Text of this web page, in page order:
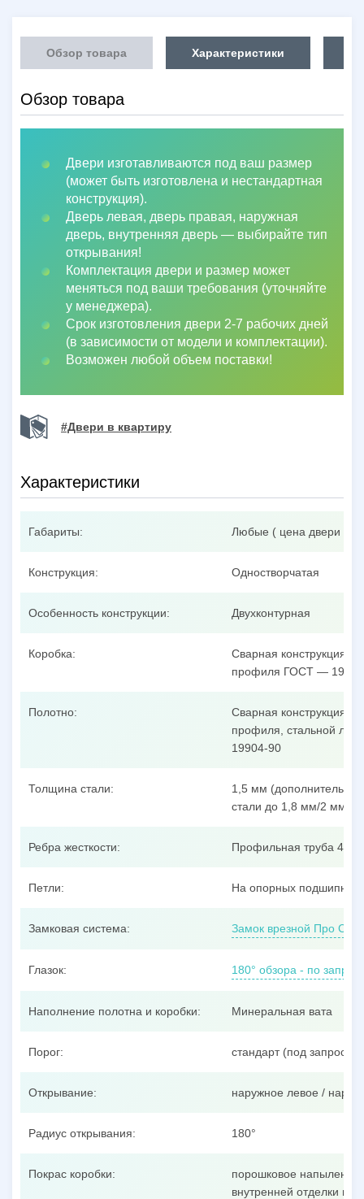
Обзор товара Характеристики
Обзор товара
Двери изготавливаются под ваш размер
(может быть изготовлена и нестандартная
конструкция).
Дверь левая, дверь правая, наружная
дверь, внутренняя дверь — выбирайте тип
открывания!
Комплектация двери и размер может
меняться под ваши требования (уточняйте
у менеджера).
Срок изготовления двери 2-7 рабочих дней
(в зависимости от модели и комплектации).
Возможен любой объем поставки!
#Двери в квартиру
Характеристики
Габариты: Любые ( цена двери
Конструкция: Одностворчатая
Особенность конструкции: Двухконтурная
Коробка:
Сварная конструкция из
профиля ГОСТ —
Полотно:
Сварная конструкция из
профиля, стальной
19904-90
Толщина стали:
1,5 мм
стали до 1,8 мм/2 мм/3
Ребра жесткости: Профильная труба
Петли: На опорных
Замковая система: Замок врезной Про Сам
Глазок: 180° обзора - по
Наполнение полотна и коробки: Минеральная вата
Порог: стандарт (под запрос –
Открывание: наружное левое /
Радиус открывания: 180°
Покрас коробки:
порошковое напыление
внутренней отделки